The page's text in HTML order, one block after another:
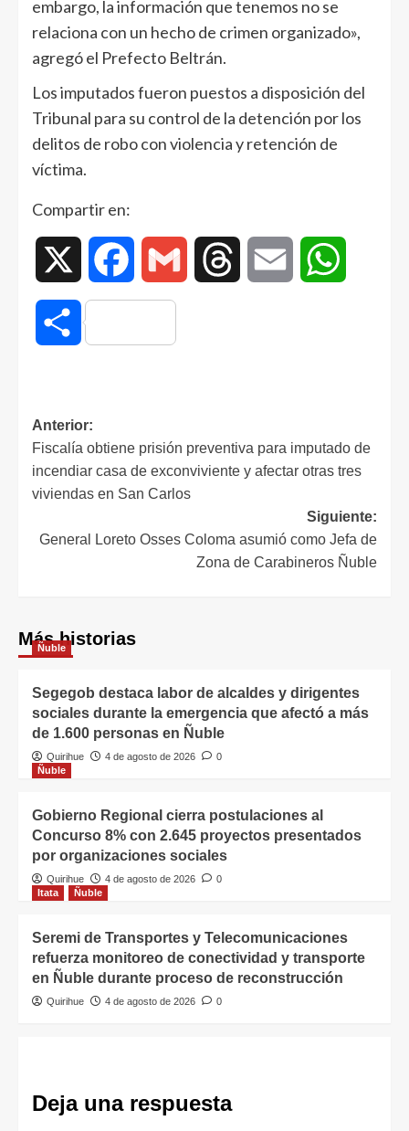
embargo, la información que tenemos no se
relaciona con un hecho de crimen organizado»,
agregó el Prefecto Beltrán.
Los imputados fueron puestos a disposición del
Tribunal para su control de la detención por los
delitos de robo con violencia y retención de
víctima.
Compartir en:
Facebook Gmail Threads Email
Compartir
Anterior:
Fiscalía obtiene prisión preventiva para imputado de
incendiar casa de exconviviente y afectar otras tres
viviendas en San Carlos
Siguiente:
General Loreto Osses Coloma asumió como Jefa de
Zona de Carabineros Ñuble
Más historias
Ñuble
Segegob destaca labor de alcaldes y dirigentes
sociales durante la emergencia que afectó a más
de 1.600 personas en Ñuble
Quirihue 4 de agosto de 2026
0
Ñuble
Gobierno Regional cierra postulaciones al
Concurso 8% con 2.645 proyectos presentados
por organizaciones sociales
Quirihue 4 de agosto de 2026
0
Itata
Ñuble
Seremi de Transportes y Telecomunicaciones
refuerza monitoreo de conectividad y transporte
en Ñuble durante proceso de reconstrucción
Quirihue 4 de agosto de 2026 0
Deja una respuesta